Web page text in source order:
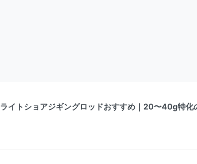
ライトショアジギングロッドおすすめ｜20〜40g特化